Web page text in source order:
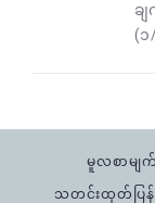
ခ
(၁
မူလစာမျ
သတင်းထုတ်ပြန်ခ